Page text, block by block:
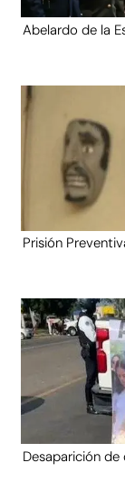
Abelardo de la
Prisión
Desaparición